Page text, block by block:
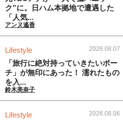
ク”に。日ハム本拠地で遭遇した
「人気...
アンヌ遙香
Lifestyle 2026.08.07
「旅行に絶対持っていきたいポー
チ」が無印にあった！ 濡れたもの
を入...
鈴木美奈子
Lifestyle 2026.08.06